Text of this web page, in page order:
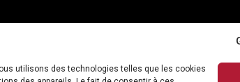
utilisons des technologies telles que les cookies